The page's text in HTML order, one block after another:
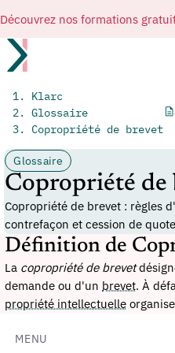
Découvrez nos formations
MENU
Klarc
Glossaire
Copropriété de brevet
Glossaire
Copropriété de
Copropriété de brevet : règles
contrefaçon et cession de
Définition de
La copropriété de brevet
demande ou d'un brevet. À
propriété intellectuelle